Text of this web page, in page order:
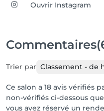
Ouvrir Instagram
Commentaires
Trier par Classement - de
Ce salon a 18 avis vérifiés
non-vérifiés ci-dessous
vous avez réservé un